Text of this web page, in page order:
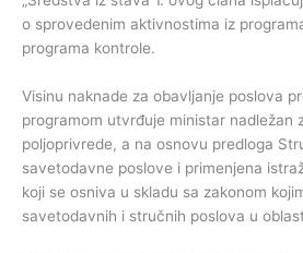
o sprovedenim aktivnostima iz
programa kontrole.
Visinu naknade za obavljanje poslova
programom utvrđuje ministar nadležan
poljoprivrede, a na osnovu predloga
savetodavne poslove i primenjena
koji se osniva u skladu sa zakonom
savetodavnih i stručnih poslova u